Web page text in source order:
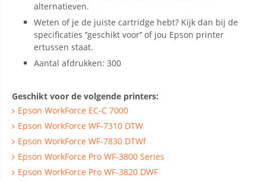
alternatieven.
Weten of je de juiste cartridge hebt? Kijk dan bij de
specificaties ‘’geschikt voor’’ of jou Epson printer
ertussen staat.
Aantal afdrukken: 300
Geschikt voor de volgende printers:
Epson WorkForce EC-C 7000
Epson WorkForce WF-7310 DTW
Epson WorkForce WF-7830 DTWf
Epson WorkForce Pro WF-3800 Series
Epson WorkForce Pro WF-3820 DWF